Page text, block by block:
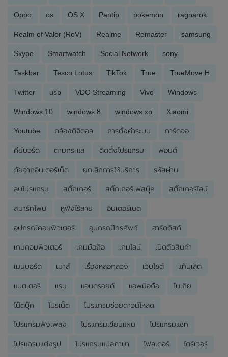
Oppo os OS X Pantip pokemon ragnarok
Realm of Valor (RoV) Realme Remaster samsung
Skype Smartwatch Social Network sony
Taskbar Tesco Lotus TikTok True TrueMove H
Twitter usb VDO Streaming Vivo Windows
Windows 10 windows 8 windows xp Xiaomi
Youtube กล้องดิจิตอล การตั้งค่าระบบ การ์ดจอ
คีย์บอร์ด ตามกระแส ติดตั้งโปรแกรม ฟอนต์
ภัยจากอินเตอร์เน็ต ยกเลิกการให้บริการ รหัสผ่าน
ลบโปรแกรม สติ๊กเกอร์ สติ๊กเกอร์เฟสบุ๊ค สติ๊กเกอร์ไลน์
สมาร์ทโฟน หูฟังไร้สาย อินเตอร์เนต
อุปกรณ์คอมพิวเตอร์ อุปกรณ์โทรศัพท์ ฮาร์ดดิสก์
เกมคอมพิวเตอร์ เกมมือถือ เกมไลน์ เปิดตัวสินค้า
เมนบอร์ด เมาส์ เรื่องหลอกลวง เว็บไซต์ แท็บเล็ต
แบตเตอรี่ แรม แอนดรอยด์ แอพมือถือ โนเกีย
โน๊ตบุ๊ค โปรเน็ต โปรแกรมช่วยดาวน์โหลด
โปรแกรมฟังเพลง โปรแกรมเขียนแผ่น โปรแกรมแชท
โปรแกรมแต่งรูป โปรแกรมแปลภาษา โฟลเดอร์ ไดร์เวอร์